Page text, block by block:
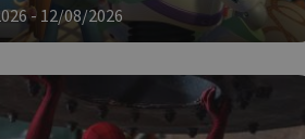
- 12/08/2026
takeOverCookie